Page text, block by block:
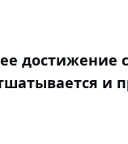
достижение
и